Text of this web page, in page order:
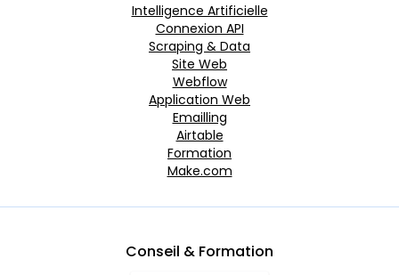
Intelligence Artificielle
Connexion API
Scraping & Data
Site Web
Webflow
Application Web
Emailling
Airtable
Formation
Make.com
Conseil & Formation